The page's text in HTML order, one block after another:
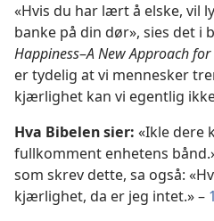
«Hvis du har lært å elske, vil
banke på din dør», sies det i
Happiness–A New Approach
er tydelig at vi mennesker
kjærlighet kan vi egentlig
Hva Bibelen sier: «Ikle dere
fullkomment enhetens
som skrev dette, sa også:
kjærlighet, da er jeg intet.» –